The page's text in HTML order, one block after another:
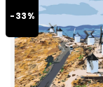
-33%